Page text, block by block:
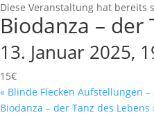
Diese Veranstaltung hat bereits
Biodanza – der
13. Januar 2025,
15€
« Blinde Flecken Aufstellungen
Biodanza – der Tanz des Lebens